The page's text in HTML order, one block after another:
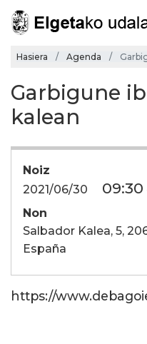
Hasiera Agenda
Garbigune
kalean
Noiz
2021/06/30
09:30
Non
Salbador Kalea, 5,
España
https://